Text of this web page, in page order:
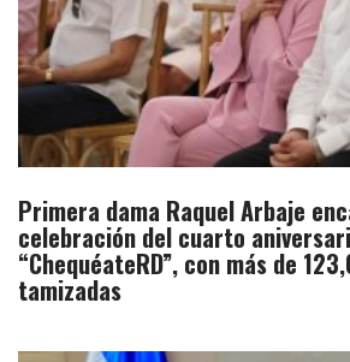
Primera dama Raquel Arbaje
celebración del cuarto
“ChequéateRD”, con más de
tamizadas